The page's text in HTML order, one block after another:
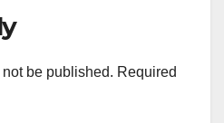
be published. Required